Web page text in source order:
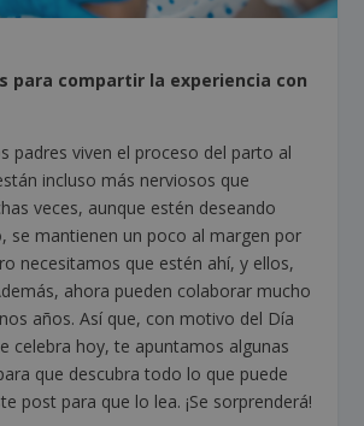
para compartir la experiencia con
padres viven el proceso del parto al
incluso más nerviosos que
veces, aunque estén deseando
se mantienen un poco al margen por
necesitamos que estén ahí, y ellos,
ahora pueden colaborar mucho
años. Así que, con motivo del Día
celebra hoy, te apuntamos algunas
que descubra todo lo que puede
post para que lo lea. ¡Se sorprenderá!